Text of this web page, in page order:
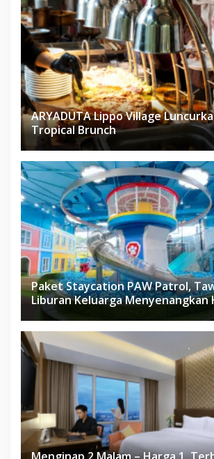
ARYADUTA Lippo Village
Tropical Brunch
Paket Staycation PAW Patrol,
Liburan Keluarga Menyenangkan
Herloom Hotel BSD